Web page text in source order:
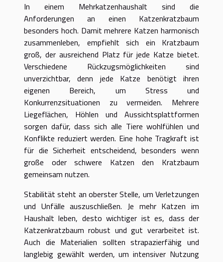
In einem Mehrkatzenhaushalt sind die
Anforderungen an einen Katzenkratzbaum
besonders hoch. Damit mehrere Katzen harmonisch
zusammenleben, empfiehlt sich ein Kratzbaum
groß, der ausreichend Platz für jede Katze bietet.
Verschiedene Rückzugsmöglichkeiten sind
unverzichtbar, denn jede Katze benötigt ihren
eigenen Bereich, um Stress und
Konkurrenzsituationen zu vermeiden. Mehrere
Liegeflächen, Höhlen und Aussichtsplattformen
sorgen dafür, dass sich alle Tiere wohlfühlen und
Konflikte reduziert werden. Eine hohe Tragkraft ist
für die Sicherheit entscheidend, besonders wenn
große oder schwere Katzen den Kratzbaum
gemeinsam nutzen.
Stabilität steht an oberster Stelle, um Verletzungen
und Unfälle auszuschließen. Je mehr Katzen im
Haushalt leben, desto wichtiger ist es, dass der
Katzenkratzbaum robust und gut verarbeitet ist.
Auch die Materialien sollten strapazierfähig und
langlebig gewählt werden, um intensiver Nutzung